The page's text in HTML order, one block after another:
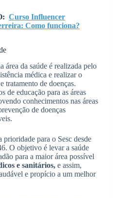
Curso Influencer
Como funciona?
área da saúde é realizada pelo
médica e realizar o
tratamento de doenças.
de educação para as áreas
conhecimentos nas áreas
de doenças
prioridade para o Sesc desde
O objetivo é levar a saúde
para a maior área possível
e sanitários, e assim,
e propício a um melhor